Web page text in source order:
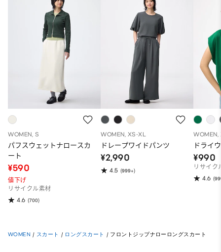
WOMEN, S
パフスウェットナロースカ
ート
¥590
値下げ
リサイクル素材
4.6 (700)
WOMEN, XS-XL
ドレープワイドパンツ
¥2,990
4.5 (999+)
WOMEN,
ドライ
¥990
リサイク
4.6
WOMEN / スカート / ロングスカート / フロントジップナローロングスカート